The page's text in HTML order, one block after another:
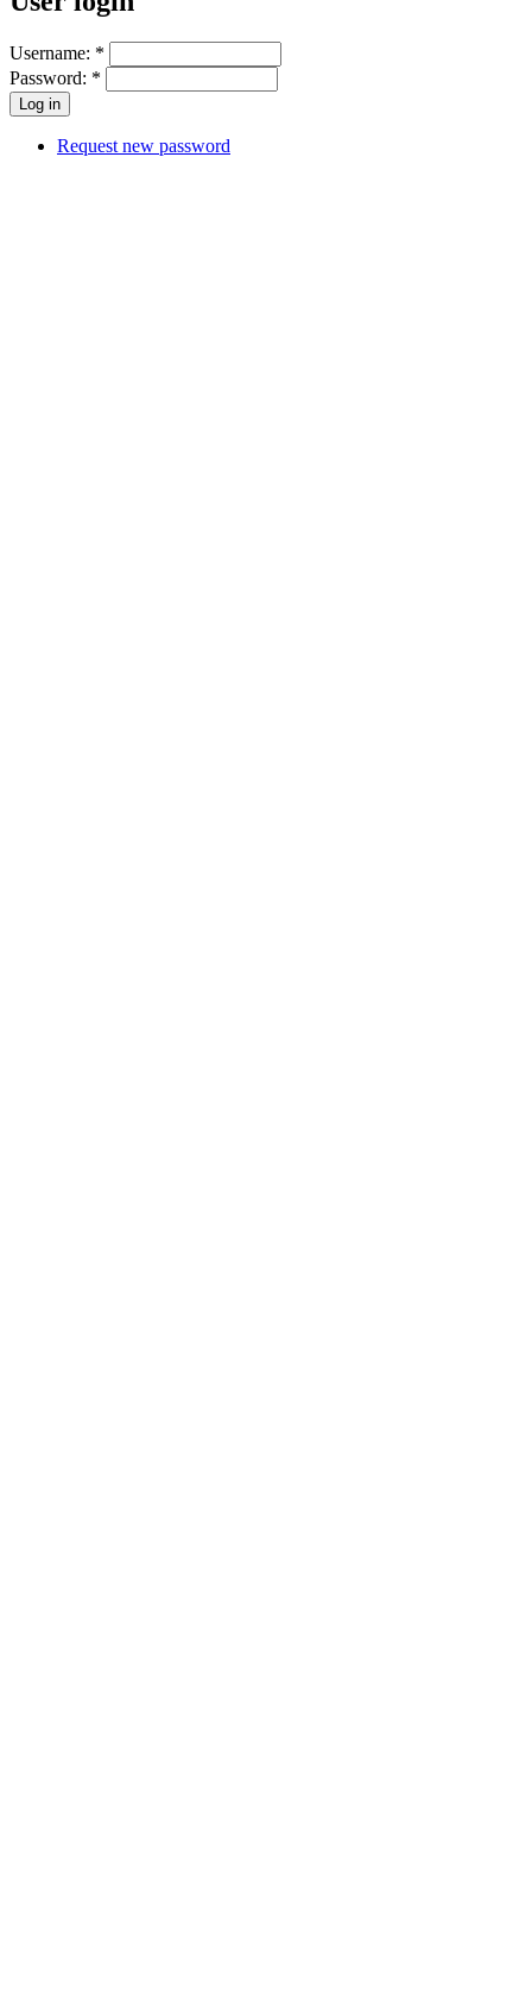
Username: *
Password: *
Request new password